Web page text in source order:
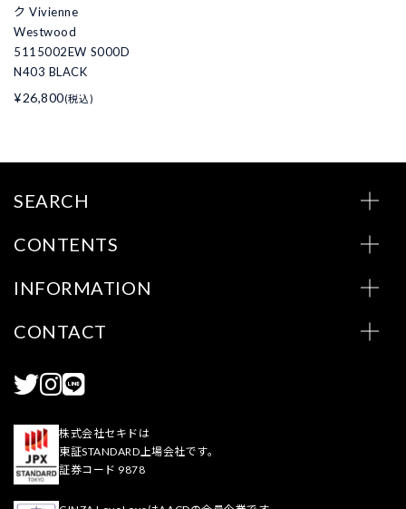
ク Vivienne
Westwood
5115002EW S000D
N403 BLACK
¥26,800(税込)
SEARCH
CONTENTS
INFORMATION
CONTACT
株式会社セキドは
東証STANDARD上場会社です。
証券コード 9878